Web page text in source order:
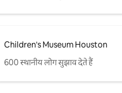
Children's Museum Houston
600 स्थानीय लोग सुझाव देते हैं